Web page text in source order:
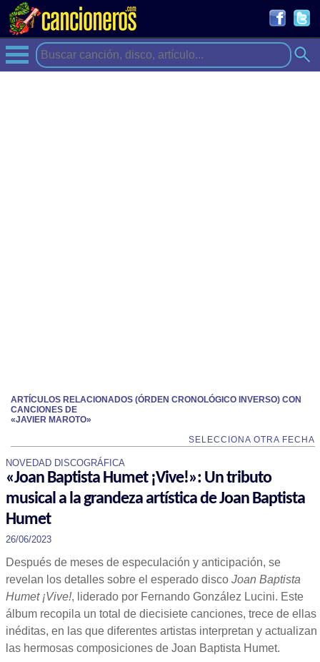
ARTÍCULOS RELACIONADOS (ÓRDEN CRONOLÓGICO INVERSO) CON
CANCIONES DE
«JAVIER MAROTO»
SELECCIONA OTRA FECHA
NOVEDAD DISCOGRÁFICA
«Joan Baptista Humet ¡Vive!»: Un tributo
musical a la grandeza artística de Joan Baptista
Humet
26/06/2023
Después de meses de especulación y anticipación, se
revelan los detalles sobre el esperado disco Joan Baptista
Humet ¡Vive!, liderado por Fernando González Lucini. Este
álbum recopila un total de diecisiete canciones, trece de ellas
inéditas, en las que diferentes artistas interpretan y actualizan
las hermosas composiciones de Joan Baptista Humet.